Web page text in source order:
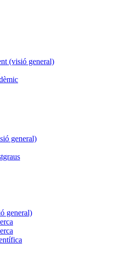
(visió general)
general)
general)